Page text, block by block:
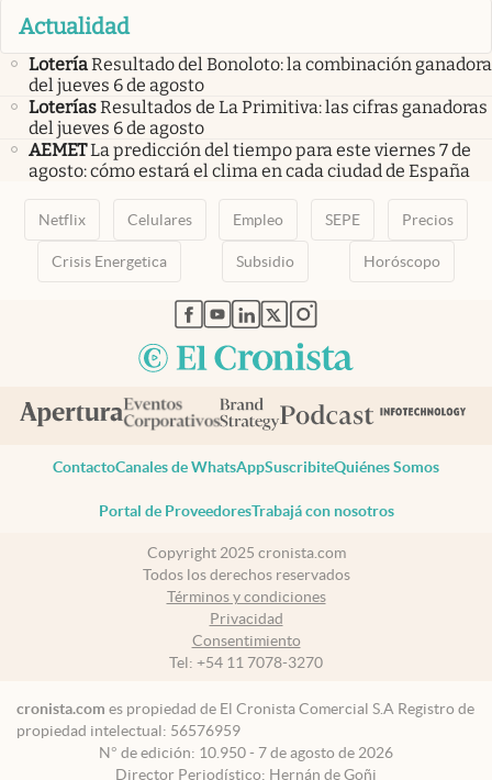
Actualidad
LoteríaResultado del Bonoloto: la combinación ganadora
del jueves 6 de agosto
LoteríasResultados de La Primitiva: las cifras ganadoras
del jueves 6 de agosto
AEMETLa predicción del tiempo para este viernes 7 de
agosto: cómo estará el clima en cada ciudad de España
Netflix Celulares Empleo SEPE Precios
Crisis Energetica Subsidio Horóscopo
abre en nueva pestaña
abre en nueva pestaña
abre en nueva pestaña
abre en nueva pestaña
abre en nueva pestaña
ContactoCanales de WhatsAppSuscribiteQuiénes Somos
Portal de ProveedoresTrabajá con nosotros
Copyright 2025 cronista.com
Todos los derechos reservados
Términos y condiciones
Privacidad
Consentimiento
Tel: +54 11 7078-3270
cronista.com es propiedad de El Cronista Comercial S.A Registro de
propiedad intelectual: 56576959
N° de edición: 10.950 - 7 de agosto de 2026
Director Periodístico: Hernán de Goñi